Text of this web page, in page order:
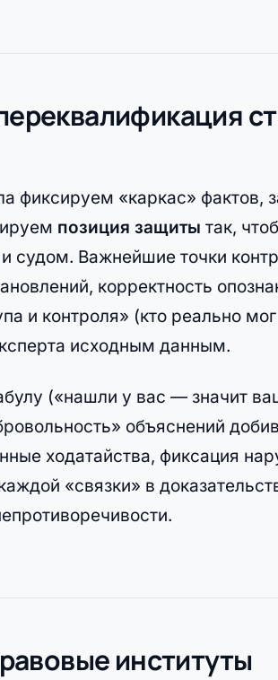
фиксируем «каркас» фактов,
позиция защиты так,
судом. Важнейшие точки
корректность
и контроля» (кто реально мог
исходным данным.
(«нашли у вас — значит
объяснений
ходатайства, фиксация
«связки» в
институты